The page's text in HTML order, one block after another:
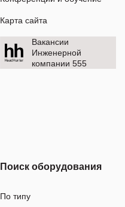
Карта сайта
Вакансии
Инженерной
компании 555
Поиск оборудования
По типу